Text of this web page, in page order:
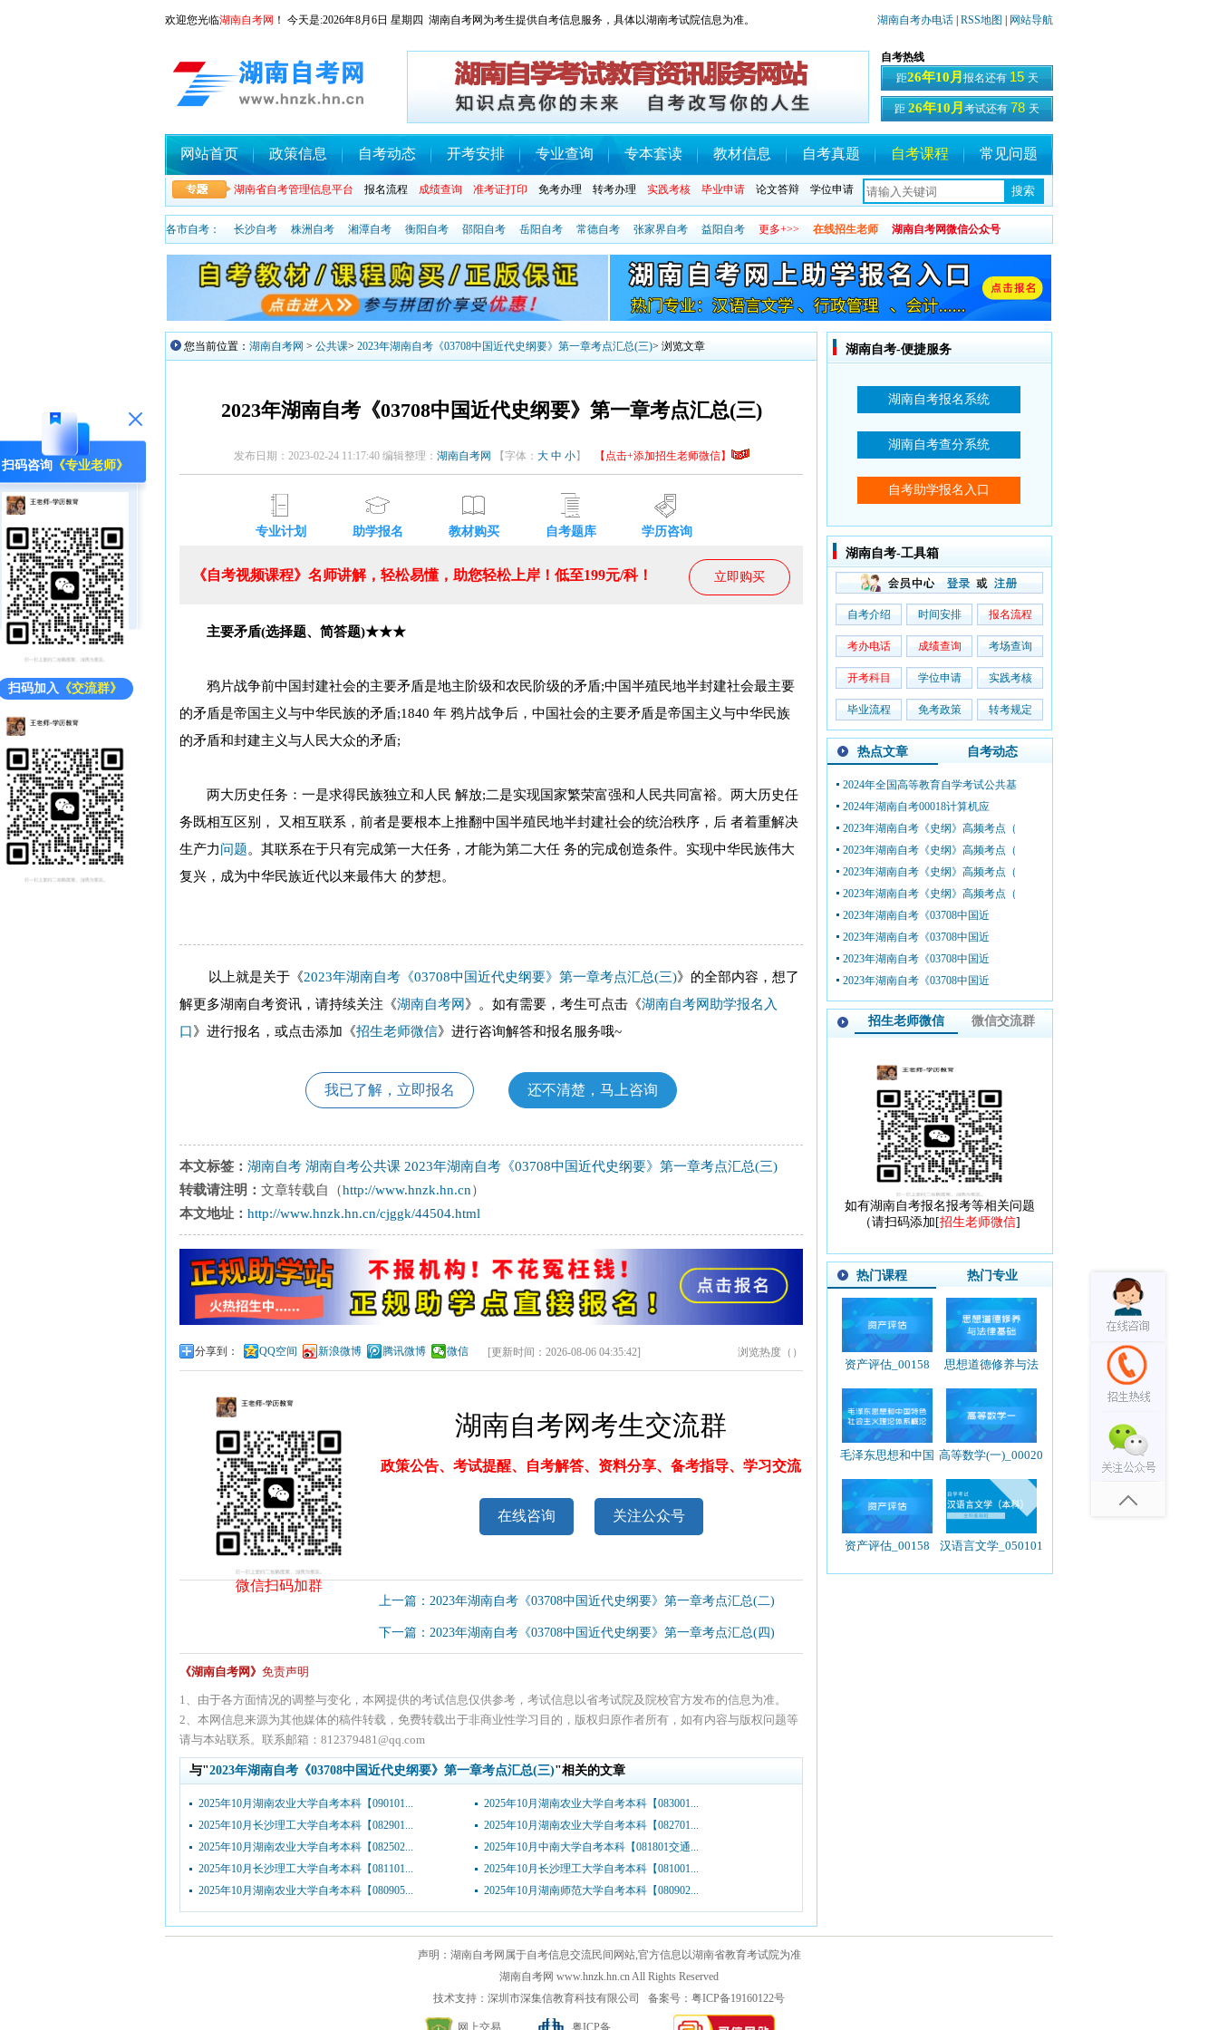
扫码咨询 《专业老师》
扫码加入 《交流群》
欢迎您光临湖南自考网 ！ 今天是:2026年8月6日 星期四 湖南自考网为考生提供自考信息服务，具体以湖南考试院信息为准。 湖南自考办电话 RSS地图 网站导航
自考热线
距26年10月 报名还有 15 天
距 26年10月 考试还有 78 天
网站首页 政策信息 自考动态 开考安排 专业查询 专本套读 教材信息 自考真题 自考课程 常见问题
湖南省自考管理信息平台 报名流程 成绩查询 准考证打印 免考办理 转考办理 实践考核 毕业申请 论文答辩 学位申请
各市自考： 长沙自考 株洲自考 湘潭自考 衡阳自考 邵阳自考 岳阳自考 常德自考 张家界自考 益阳自考 更多+>> 在线招生老师 湖南自考网微信公众号
您当前位置： 湖南自考网 > 公共课> 2023年湖南自考《03708中国近代史纲要》第一章考点汇总(三)> 浏览文章
2023年湖南自考《03708中国近代史纲要》第一章考点汇总(三)
发布日期：2023-02-24 11:17:40 编辑整理： 湖南自考网 【字体： 大 中 小】 【点击+添加招生老师微信】
专业计划 助学报名 教材购买 自考题库 学历咨询
立即购买
《自考视频课程》名师讲解，轻松易懂，助您轻松上岸！低至199元/科！
主要矛盾(选择题、简答题)★★★
鸦片战争前中国封建社会的主要矛盾是地主阶级和农民阶级的矛盾;中国半殖民地半封建社会最主要
的矛盾是帝国主义与中华民族的矛盾;1840 年 鸦片战争后，中国社会的主要矛盾是帝国主义与中华民族
的矛盾和封建主义与人民大众的矛盾;
两大历史任务：一是求得民族独立和人民 解放;二是实现国家繁荣富强和人民共同富裕。两大历史任
务既相互区别， 又相互联系，前者是要根本上推翻中国半殖民地半封建社会的统治秩序，后 者着重解决
生产力问题。其联系在于只有完成第一大任务，才能为第二大任 务的完成创造条件。实现中华民族伟大
复兴，成为中华民族近代以来最伟大 的梦想。
以上就是关于《2023年湖南自考《03708中国近代史纲要》第一章考点汇总(三)》的全部内容，想了
解更多湖南自考资讯，请持续关注《湖南自考网 》。如有需要，考生可点击《湖南自考网助学报名入
口》进行报名，或点击添加《招生老师微信》进行咨询解答和报名服务哦~
我已了解，立即报名 还不清楚，马上咨询
本文标签： 湖南自考 湖南自考公共课 2023年湖南自考《03708中国近代史纲要》第一章考点汇总(三)
转载请注明： 文章转载自（http://www.hnzk.hn.cn）
本文地址： http://www.hnzk.hn.cn/cjggk/44504.html
分享到： QQ空间 新浪微博 腾讯微博 微信 [更新时间： 2026-08-06 04:35:42] 浏览热度（ ）
微信扫码加群
湖南自考网考生交流群
政策公告、考试提醒、自考解答、资料分享、备考指导、学习交流
在线咨询 关注公众号
上一篇：2023年湖南自考《03708中国近代史纲要》第一章考点汇总(二)
下一篇：2023年湖南自考《03708中国近代史纲要》第一章考点汇总(四)
《湖南自考网》 免责声明
1、由于各方面情况的调整与变化，本网提供的考试信息仅供参考，考试信息以省考试院及院校官方发布的信息为准。
2、本网信息来源为其他媒体的稿件转载，免费转载出于非商业性学习目的，版权归原作者所有，如有内容与版权问题等
请与本站联系。联系邮箱：812379481@qq.com
与"2023年湖南自考《03708中国近代史纲要》第一章考点汇总(三)"相关的文章
2025年10月湖南农业大学自考本科【090101...
2025年10月湖南农业大学自考本科【083001...
2025年10月长沙理工大学自考本科【082901...
2025年10月湖南农业大学自考本科【082701...
2025年10月湖南农业大学自考本科【082502...
2025年10月中南大学自考本科【081801交通...
2025年10月长沙理工大学自考本科【081101...
2025年10月长沙理工大学自考本科【081001...
2025年10月湖南农业大学自考本科【080905...
2025年10月湖南师范大学自考本科【080902...
湖南自考-便捷服务
湖南自考-工具箱
自考介绍 时间安排 报名流程
考办电话 成绩查询 考场查询
开考科目 学位申请 实践考核
毕业流程 免考政策 转考规定
热点文章 自考动态
2024年全国高等教育自学考试公共基
2024年湖南自考00018计算机应
2023年湖南自考《史纲》高频考点（
2023年湖南自考《史纲》高频考点（
2023年湖南自考《史纲》高频考点（
2023年湖南自考《史纲》高频考点（
2023年湖南自考《03708中国近
2023年湖南自考《03708中国近
2023年湖南自考《03708中国近
2023年湖南自考《03708中国近
招生老师微信 微信交流群
如有湖南自考报名报考等相关问题
（请扫码添加[招生老师微信]
热门课程 热门专业
资产评估_00158
思想道德修养与法
毛泽东思想和中国
体系概论_12656
高等数学(一)_00020
资产评估_00158 汉语言文学_050101
声明：湖南自考网属于自考信息交流民间网站,官方信息以湖南省教育考试院为准
湖南自考网 www.hnzk.hn.cn All Rights Reserved
技术支持：深圳市深集信教育科技有限公司 备案号：粤ICP备19160122号